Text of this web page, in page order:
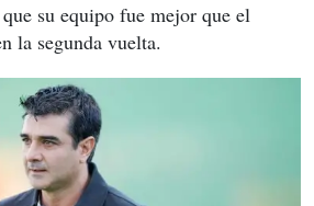
su equipo fue mejor que el
la segunda vuelta.